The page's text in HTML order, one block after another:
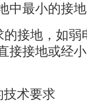
中最小的接
接地，如弱
接接地或经
术要求